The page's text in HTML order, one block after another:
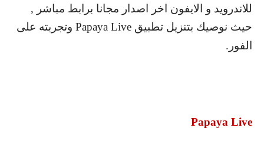
للاندرويد و الايفون اخر اصدار مجانا برابط مباشر ,
حيث نوصيك بتنزيل تطبيق Papaya Live وتجربته على
الفور.
Papaya Live